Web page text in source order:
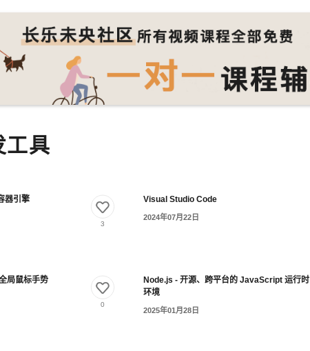
工具
器引擎
3
Visual Studio Code
2024年07月22日
局鼠标手势
0
Node.js - 开源、跨平台的 JavaScript 运行时
环境
2025年01月28日